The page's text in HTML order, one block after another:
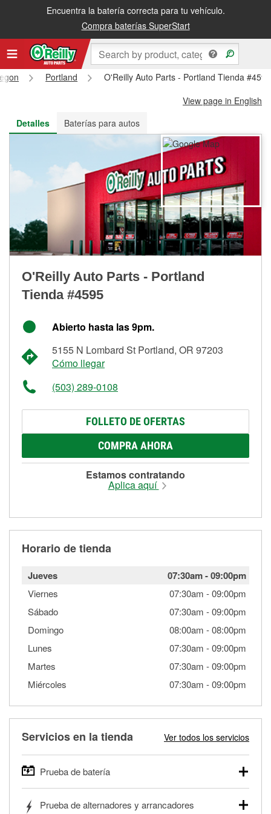
Encuentra la batería correcta para tu vehículo.
Compra baterías SuperStart
Recibe tu orden gratis al día siguiente o recógela en la tienda
Portland
O'Reilly Auto Parts - Portland Tienda #4595
View page in English
Detalles
Baterías para autos
O'Reilly Auto Parts - Portland
Tienda #4595
Abierto hasta las 9pm.
5155 N Lombard St Portland, OR 97203
Cómo llegar
(503) 289-0108
FOLLETO DE OFERTAS
COMPRA AHORA
Estamos contratando
Aplica aquí
Horario de tienda
Jueves 07:30am-09:00pm
Viernes 07:30am -09:00pm
Sábado
07:30am -09:00pm
Domingo
08:00am -08:00pm
Lunes
07:30am -09:00pm
Martes
07:30am -09:00pm
Miércoles
07:30am -09:00pm
Servicios en la tienda Ver todos los servicios
Prueba de batería
autos, camionetas, SUVs, vehículos comerciales y
Prueba de alternadores y arrancadores